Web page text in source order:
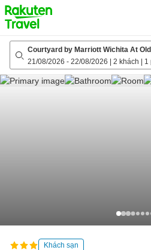
to
top
page
Courtyard by Marriott Wichita At
21/08/2026 - 22/08/2026 2 khách 1
Khách sạn